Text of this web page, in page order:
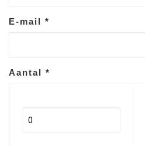
E-mail *
Aantal *